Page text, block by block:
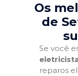
Os
de
Se você
reparos